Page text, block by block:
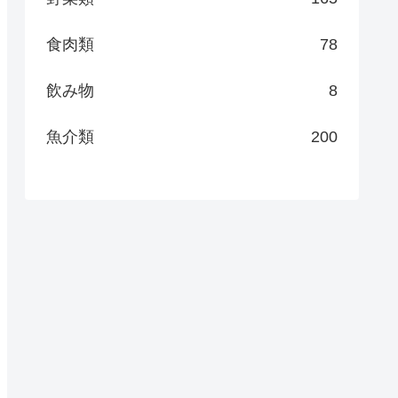
食肉類 78
飲み物 8
魚介類 200